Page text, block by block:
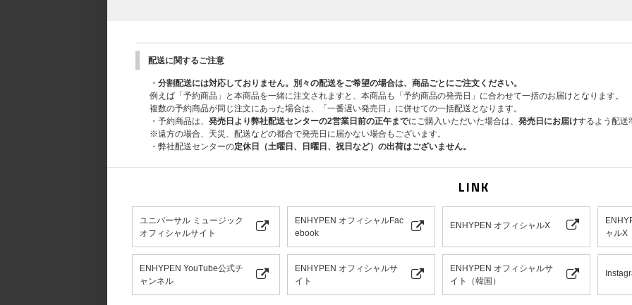
サイズ：135 x 97.5mm / 15枚 1セット
※サイズや構成内容は制作元の事情により変更になる場合がございます。あらかじめご了承ください。
※素材の特徴上、クラックや変色、色移りなどが発生する可能性があります。
※各形態のACCORDION PHOTOBOOK SET、PHOTO CARD SET、LENTICULAR CARD、POSTCARDSの絵柄は、それぞれ
[CONTENTS]
＜DISC 1＞
05.Given-Taken
06.Lucifer
07.Teeth
08.Blessed-Cursed
09.Fatal Trouble
10.Bite Me
配送に関するご注意
・ 分割配送には対応しておりません。別々の配送をご希望の場合は、商品ごとにご注文ください。
例えば「予約商品」と本商品を一緒に注文されますと、本商品も「予約商品の発売日」に合わせて一括のお届けとなります。
複数の予約商品が同じ注文にあった場合は、「一番遅い発売日」に併せての一括配送となります。
・予約商品は、 発売日より弊社配送センターの2営業日前の正午までにご購入いただいた場合は、 発売日にお届けするよう配送
※遠方の場合、天災、配送などの都合で発売日に届かない場合もございます。
・弊社配送センターの定休日（土曜日、日曜日、祝日など）の出荷はございません。
LINK
ユニバーサル ミュージック
オフィシャルサイト
ENHYPEN オフィシャルFac
ebook
ENHYPEN オフィシャルX
ャルX
ENHYPEN YouTube公式チ
ャンネル
ENHYPEN オフィシャルサ
イト
ENHYPEN オフィシャルサ
イト（韓国）